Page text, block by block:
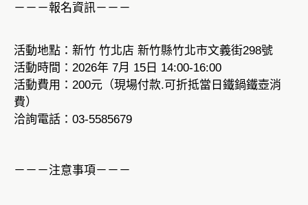
－－－報名資訊－－－
活動地點：新竹 竹北店 新竹縣竹北市文義街298號
活動時間：2026年 7月 15日 14:00-16:00
活動費用：200元（現場付款.可折抵當日鐵鍋鐵壺消
費）
洽詢電話：03-5585679
－－－注意事項－－－